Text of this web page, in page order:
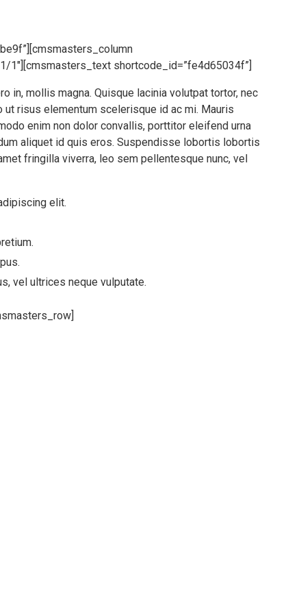
1″][cmsmasters_text shortcode_id=”fe4d65034f”]
in, mollis magna. Quisque lacinia volutpat tortor, nec
risus elementum scelerisque id ac mi. Mauris
enim non dolor convallis, porttitor eleifend urna
aliquet id quis eros. Suspendisse lobortis lobortis
fringilla viverra, leo sem pellentesque nunc, vel
elit.
vel ultrices neque vulputate.